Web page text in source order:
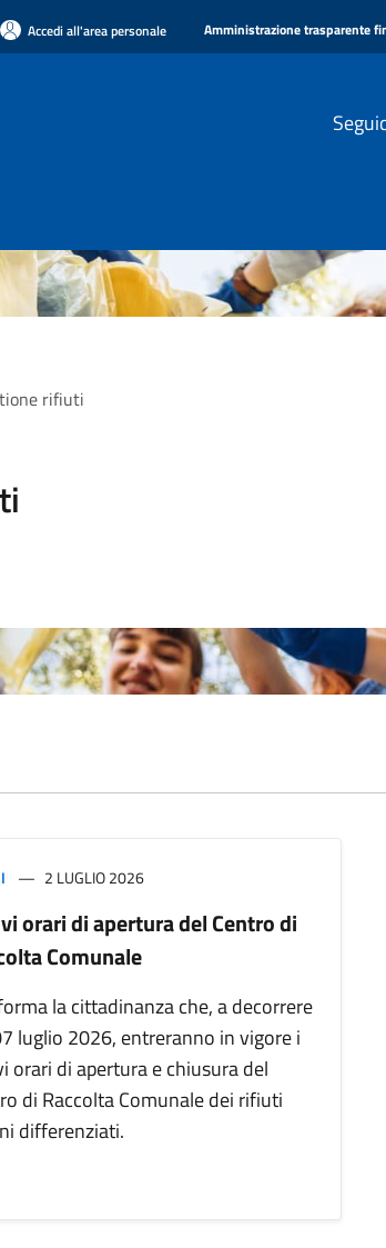
Accedi all'area personale Amministrazione trasparente
rifiuti
2 LUGLIO 2026
orari di apertura del Centro di
Comunale
la cittadinanza che, a decorrere
luglio 2026, entreranno in vigore i
orari di apertura e chiusura del
di Raccolta Comunale dei rifiuti
differenziati.